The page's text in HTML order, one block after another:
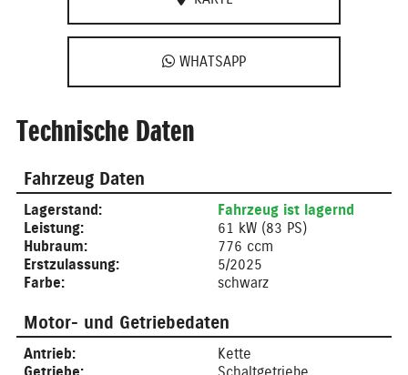
WHATSAPP
Technische Daten
Fahrzeug Daten
Lagerstand:
Fahrzeug ist lagernd
Leistung:
61 kW (83 PS)
Hubraum:
776 ccm
Erstzulassung:
5/2025
Farbe:
schwarz
Motor- und Getriebedaten
Antrieb:
Kette
Getriebe:
Schaltgetriebe